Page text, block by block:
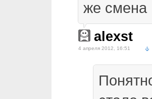
же смена
alexst
4 апреля 2012, 16:51